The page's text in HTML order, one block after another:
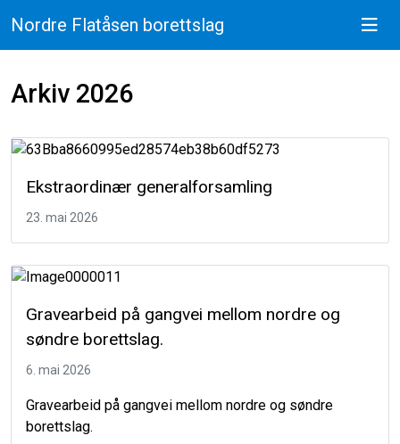
Nordre Flatåsen borettslag
Arkiv 2026
Ekstraordinær generalforsamling
23. mai 2026
Gravearbeid på gangvei mellom nordre og
søndre borettslag.
6. mai 2026
Gravearbeid på gangvei mellom nordre og søndre
borettslag.